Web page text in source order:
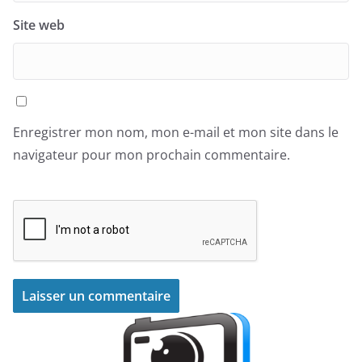
Site web
Enregistrer mon nom, mon e-mail et mon site dans le
navigateur pour mon prochain commentaire.